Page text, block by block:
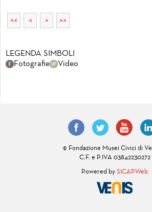
<< < > >>
LEGENDA SIMBOLI
Fotografie
Video
© Fondazione Musei Civici di
C.F. e P.IVA 03842230272
Powered by SICAPWeb